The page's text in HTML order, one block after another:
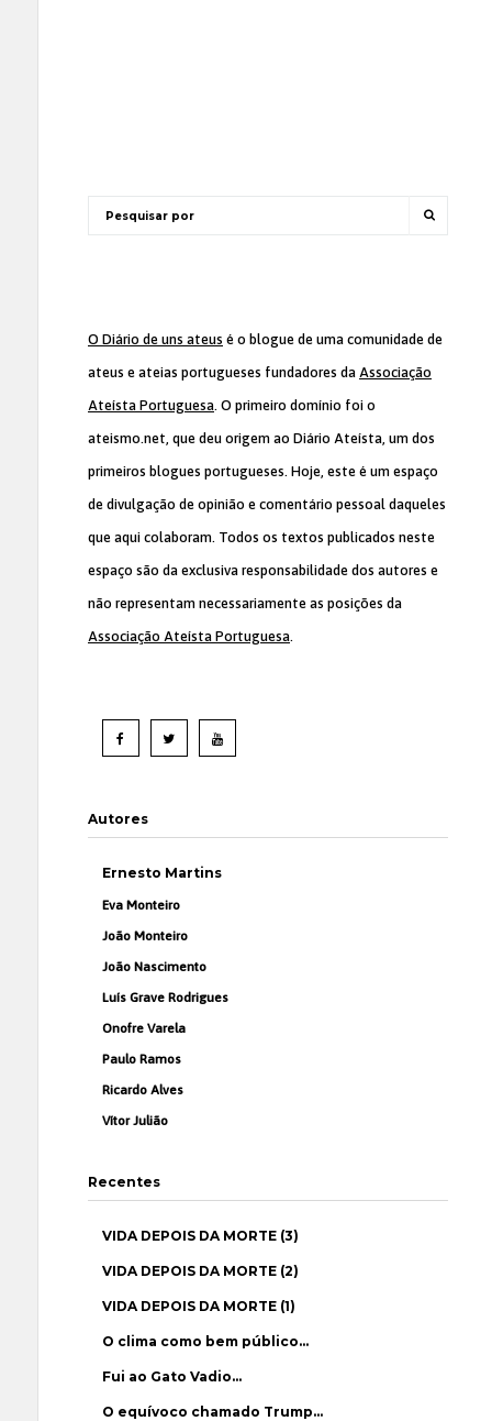
O Diário de uns ateus é o blogue de uma comunidade de
ateus e ateias portugueses fundadores da Associação
Ateísta Portuguesa. O primeiro domínio foi o
ateismo.net, que deu origem ao Diário Ateísta, um dos
primeiros blogues portugueses. Hoje, este é um espaço
de divulgação de opinião e comentário pessoal daqueles
que aqui colaboram. Todos os textos publicados neste
espaço são da exclusiva responsabilidade dos autores e
não representam necessariamente as posições da
Associação Ateísta Portuguesa.
Autores
Ernesto Martins
Eva Monteiro
João Monteiro
João Nascimento
Luís Grave Rodrigues
Onofre Varela
Paulo Ramos
Ricardo Alves
Vítor Julião
Recentes
VIDA DEPOIS DA MORTE (3)
VIDA DEPOIS DA MORTE (2)
VIDA DEPOIS DA MORTE (1)
O clima como bem público…
Fui ao Gato Vadio…
O equívoco chamado Trump…